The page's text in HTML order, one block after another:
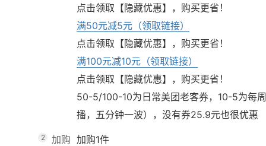
点击领取【隐藏优惠】，购买更省！
满50元减5元（领取链接）
点击领取【隐藏优惠】，购买更省！
满100元减10元（领取链接）
点击领取【隐藏优惠】，购买更省！
50-5/100-10为日常美团老客券，10-5为每
播，五分钟一波），没有券25.9元也很优惠
2 加购 加购1件